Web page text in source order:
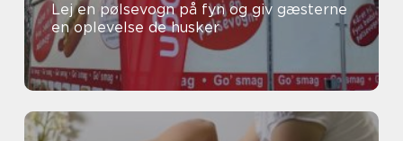
Lej en pølsevogn på fyn og giv gæsterne
en oplevelse de husker